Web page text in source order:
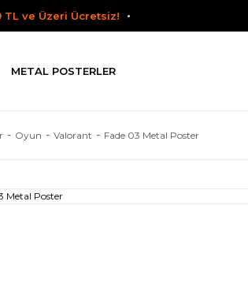
TL ve Üzeri Ücretsiz!
METAL POSTERLER
Oyun Valorant Fade 03 Metal Poster